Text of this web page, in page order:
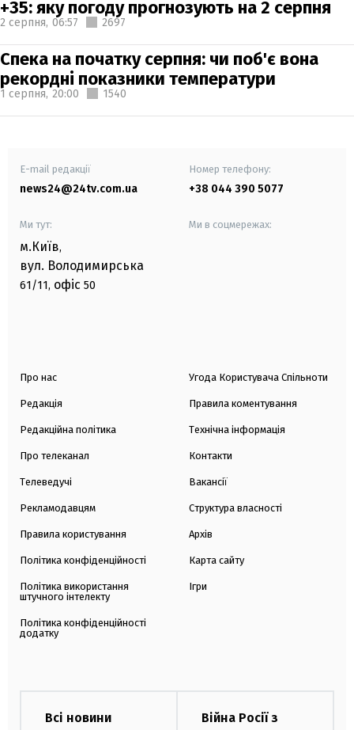
+35: яку погоду прогнозують на 2 серпня
2 серпня, 06:57 2697
Спека на початку серпня: чи поб'є вона
рекордні показники температури
1 серпня, 20:00 1540
E-mail редакції
news24@24tv.com.ua
Номер телефону:
+38 044 390 5077
Ми тут:
м.Київ,
вул. Володимирська
61/11, офіс 50
Ми в соцмережах:
Про нас
Редакція
Редакційна політика
Про телеканал
Телеведучі
Рекламодавцям
Правила користування
Політика конфіденційності
Політика використання
штучного інтелекту
Політика конфіденційності
додатку
Угода Користувача Спільноти
Правила коментування
Технічна інформація
Контакти
Вакансії
Структура власності
Архів
Карта сайту
Ігри
Всі новини
Війна Росії з